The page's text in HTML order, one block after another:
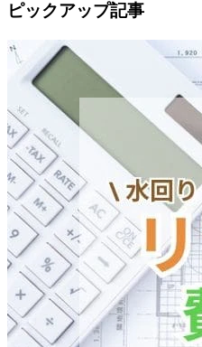
ピックアップ記事